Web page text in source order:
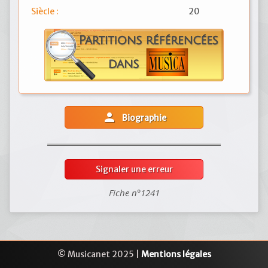
Siècle : 20
person Biographie
Signaler une erreur
Fiche n°1241
© Musicanet 2025 | Mentions légales